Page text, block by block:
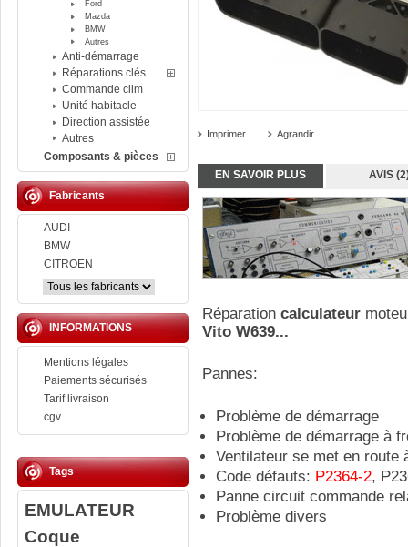
Ford
Mazda
BMW
Autres
Anti-démarrage
Réparations clés
Commande clim
Unité habitacle
Direction assistée
Autres
Composants & pièces
Fabricants
AUDI
BMW
CITROEN
INFORMATIONS
Mentions légales
Paiements sécurisés
Tarif livraison
cgv
Tags
EMULATEUR
Coque
Imprimer Agrandir
EN SAVOIR PLUS AVIS
Réparation calculateur
Vito W639...
Pannes:
Problème de démarrage
Problème de démarrage à
Ventilateur se met en route
Code défauts: P2364-2,
Panne circuit commande
Problème divers